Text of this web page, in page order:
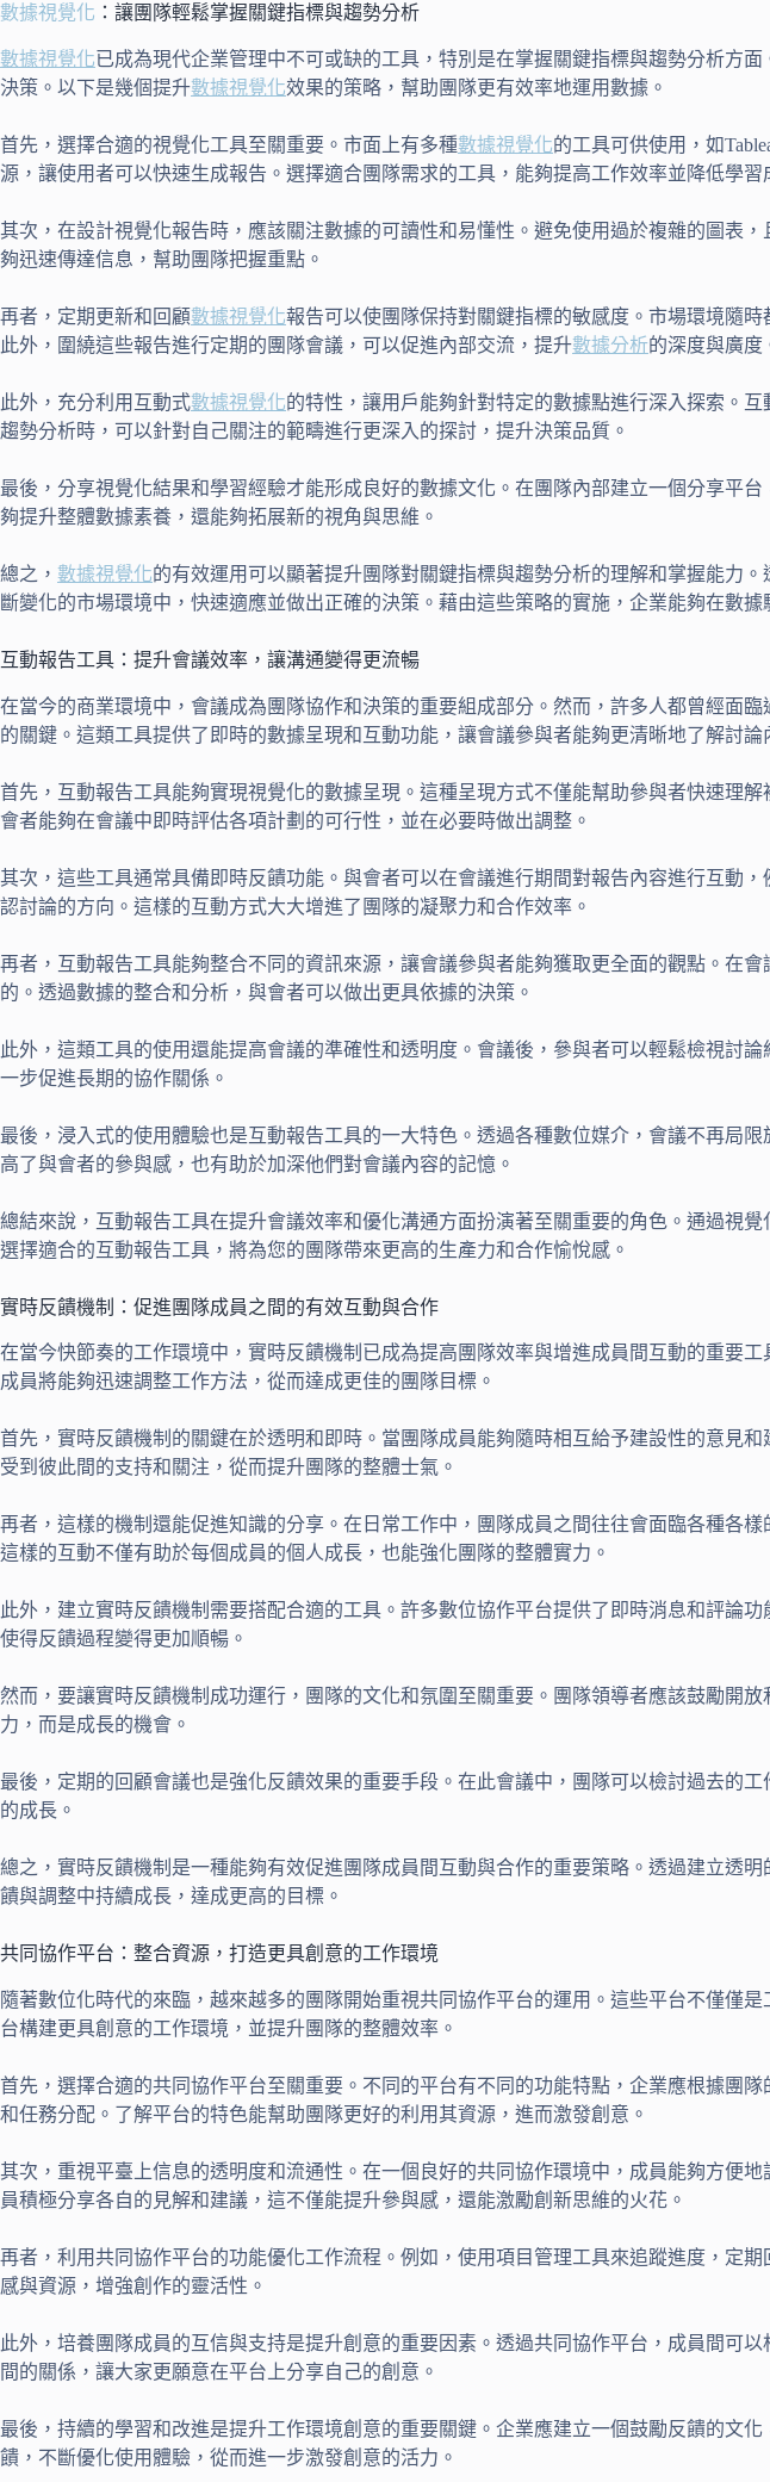
數據視覺化 ：讓團隊輕鬆掌握關鍵指標與趨勢分析
數據視覺化已成為現代企業管理中不可或缺的工具，特別是在掌握關鍵指標與趨勢分析方
決策。以下是幾個提升數據視覺化效果的策略，幫助團隊更有效率地運用數據。
首先，選擇合適的視覺化工具至關重要。市面上有多種數據視覺化的工具可供使用，如
源，讓使用者可以快速生成報告。選擇適合團隊需求的工具，能夠提高工作效率並降低學習
其次，在設計視覺化報告時，應該關注數據的可讀性和易懂性。避免使用過於複雜的圖表
夠迅速傳達信息，幫助團隊把握重點。
再者，定期更新和回顧數據視覺化報告可以使團隊保持對關鍵指標的敏感度。市場環境隨
此外，圍繞這些報告進行定期的團隊會議，可以促進內部交流，提升數據分析的深度與廣度
此外，充分利用互動式數據視覺化的特性，讓用戶能夠針對特定的數據點進行深入探索。
趨勢分析時，可以針對自己關注的範疇進行更深入的探討，提升決策品質。
最後，分享視覺化結果和學習經驗才能形成良好的數據文化。在團隊內部建立一個分享平
夠提升整體數據素養，還能夠拓展新的視角與思維。
總之， 數據視覺化的有效運用可以顯著提升團隊對關鍵指標與趨勢分析的理解和掌握能力
斷變化的市場環境中，快速適應並做出正確的決策。藉由這些策略的實施，企業能夠在數據
互動報告工具：提升會議效率，讓溝通變得更流暢
在當今的商業環境中，會議成為團隊協作和決策的重要組成部分。然而，許多人都曾經面
的關鍵。這類工具提供了即時的數據呈現和互動功能，讓會議參與者能夠更清晰地了解討論
首先，互動報告工具能夠實現視覺化的數據呈現。這種呈現方式不僅能幫助參與者快速理
會者能夠在會議中即時評估各項計劃的可行性，並在必要時做出調整。
其次，這些工具通常具備即時反饋功能。與會者可以在會議進行期間對報告內容進行互動
認討論的方向。這樣的互動方式大大增進了團隊的凝聚力和合作效率。
再者，互動報告工具能夠整合不同的資訊來源，讓會議參與者能夠獲取更全面的觀點。在
的。透過數據的整合和分析，與會者可以做出更具依據的決策。
此外，這類工具的使用還能提高會議的準確性和透明度。會議後，參與者可以輕鬆檢視討
一步促進長期的協作關係。
最後，浸入式的使用體驗也是互動報告工具的一大特色。透過各種數位媒介，會議不再局
高了與會者的參與感，也有助於加深他們對會議內容的記憶。
總結來說，互動報告工具在提升會議效率和優化溝通方面扮演著至關重要的角色。通過視
選擇適合的互動報告工具，將為您的團隊帶來更高的生產力和合作愉悅感。
實時反饋機制：促進團隊成員之間的有效互動與合作
在當今快節奏的工作環境中，實時反饋機制已成為提高團隊效率與增進成員間互動的重要
成員將能夠迅速調整工作方法，從而達成更佳的團隊目標。
首先，實時反饋機制的關鍵在於透明和即時。當團隊成員能夠隨時相互給予建設性的意見
受到彼此間的支持和關注，從而提升團隊的整體士氣。
再者，這樣的機制還能促進知識的分享。在日常工作中，團隊成員之間往往會面臨各種各
這樣的互動不僅有助於每個成員的個人成長，也能強化團隊的整體實力。
此外，建立實時反饋機制需要搭配合適的工具。許多數位協作平台提供了即時消息和評論
使得反饋過程變得更加順暢。
然而，要讓實時反饋機制成功運行，團隊的文化和氛圍至關重要。團隊領導者應該鼓勵開
力，而是成長的機會。
最後，定期的回顧會議也是強化反饋效果的重要手段。在此會議中，團隊可以檢討過去的
的成長。
總之，實時反饋機制是一種能夠有效促進團隊成員間互動與合作的重要策略。透過建立透
饋與調整中持續成長，達成更高的目標。
共同協作平台：整合資源，打造更具創意的工作環境
隨著數位化時代的來臨，越來越多的團隊開始重視共同協作平台的運用。這些平台不僅僅
台構建更具創意的工作環境，並提升團隊的整體效率。
首先，選擇合適的共同協作平台至關重要。不同的平台有不同的功能特點，企業應根據團
和任務分配。了解平台的特色能幫助團隊更好的利用其資源，進而激發創意。
其次，重視平臺上信息的透明度和流通性。在一個良好的共同協作環境中，成員能夠方便
員積極分享各自的見解和建議，這不僅能提升參與感，還能激勵創新思維的火花。
再者，利用共同協作平台的功能優化工作流程。例如，使用項目管理工具來追蹤進度，定
感與資源，增強創作的靈活性。
此外，培養團隊成員的互信與支持是提升創意的重要因素。透過共同協作平台，成員間可
間的關係，讓大家更願意在平台上分享自己的創意。
最後，持續的學習和改進是提升工作環境創意的重要關鍵。企業應建立一個鼓勵反饋的文
饋，不斷優化使用體驗，從而進一步激發創意的活力。